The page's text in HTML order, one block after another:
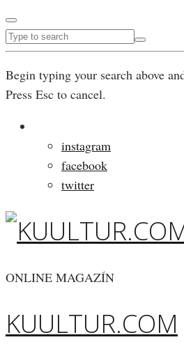
Begin typing your search above
Press Esc to cancel.
instagram
facebook
twitter
ONLINE MAGAZÍN
KUULTUR.COM